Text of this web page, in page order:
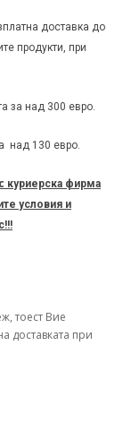
доставка до
продукти, при
за над 300 евро.
над 130 евро.
куриерска фирма
условия и
тоест Вие
доставката при